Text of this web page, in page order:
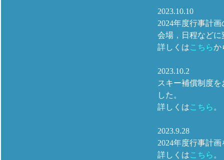
2023.10.10
2024年度行事計
会場，日程など
詳しくはこちらか
2023.10.2
スキー補償制度
した。
詳しくはこちら 。
2023.9.28
2024年度行事計
詳しくはこちら 。